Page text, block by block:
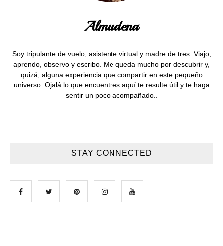
Almudena
Soy tripulante de vuelo, asistente virtual y madre de tres. Viajo,
aprendo, observo y escribo. Me queda mucho por descubrir y,
quizá, alguna experiencia que compartir en este pequeño
universo. Ojalá lo que encuentres aquí te resulte útil y te haga
sentir un poco acompañado..
STAY CONNECTED